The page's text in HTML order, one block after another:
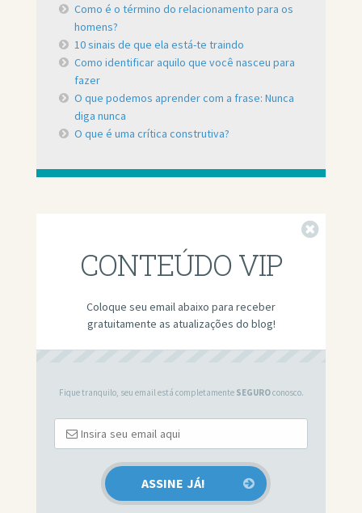
Como é o término do relacionamento para os
homens?
10 sinais de que ela está-te traindo
Como identificar aquilo que você nasceu para
fazer
O que podemos aprender com a frase: Nunca
diga nunca
O que é uma crítica construtiva?
CONTEÚDO VIP
Coloque seu email abaixo para receber
gratuitamente as atualizações do blog!
Fique tranquilo, seu email está completamente SEGUROconosco.